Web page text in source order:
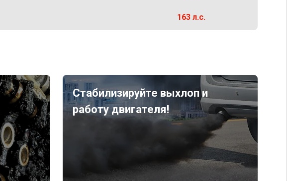
163 л.с.
Стабилизируйте выхлоп и
работу двигателя!